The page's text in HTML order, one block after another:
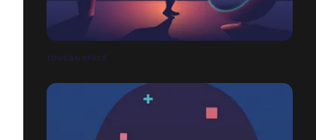
TOUCAN SPACE